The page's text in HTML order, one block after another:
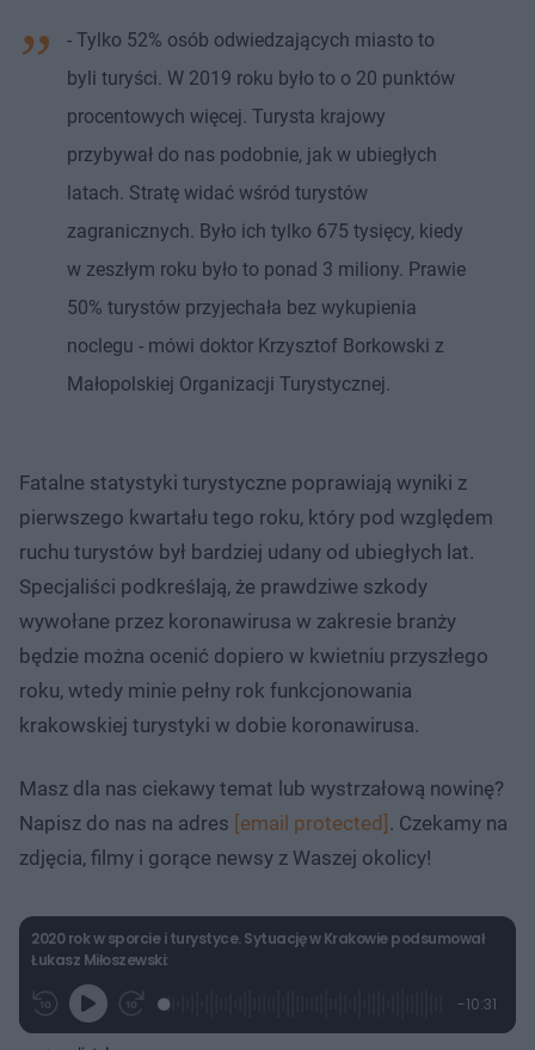
- Tylko 52% osób odwiedzających miasto to
byli turyści. W 2019 roku było to o 20 punktów
procentowych więcej. Turysta krajowy
przybywał do nas podobnie, jak w ubiegłych
latach. Stratę widać wśród turystów
zagranicznych. Było ich tylko 675 tysięcy, kiedy
w zeszłym roku było to ponad 3 miliony. Prawie
50% turystów przyjechała bez wykupienia
noclegu - mówi doktor Krzysztof Borkowski z
Małopolskiej Organizacji Turystycznej.
Fatalne statystyki turystyczne poprawiają wyniki z
pierwszego kwartału tego roku, który pod względem
ruchu turystów był bardziej udany od ubiegłych lat.
Specjaliści podkreślają, że prawdziwe szkody
wywołane przez koronawirusa w zakresie branży
będzie można ocenić dopiero w kwietniu przyszłego
roku, wtedy minie pełny rok funkcjonowania
krakowskiej turystyki w dobie koronawirusa.
Masz dla nas ciekawy temat lub wystrzałową nowinę?
Napisz do nas na adres [email protected] . Czekamy na
zdjęcia, filmy i gorące newsy z Waszej okolicy!
2020 rok w sporcie i turystyce. Sytuację w Krakowie podsumował
Łukasz Miłoszewski:
G
P
z
z
L
o
a
P
o
-10:31